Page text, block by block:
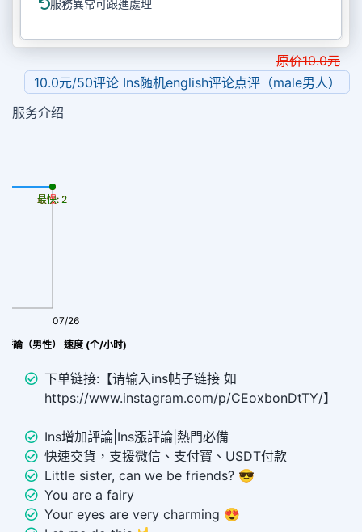
服務異常可跟進處理
原价10.0元
10.0元/50评论 Ins随机english评论点评（male男人）
服务介绍
論（男性） 速度 (个/小时)
07/26
最慢: 2
最快: 2
下单链接:【请输入ins帖子链接 如
https://www.instagram.com/p/CEoxbonDtTY/】
Ins增加評論|Ins漲評論|熱門必備
快速交貨，支援微信、支付寶、USDT付款
Little sister, can we be friends? 😎
You are a fairy
Your eyes are very charming 😍